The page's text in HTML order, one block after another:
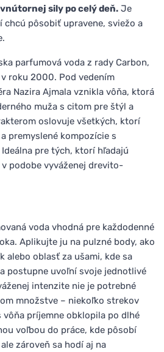
sily po celý deň. Je
chcú pôsobiť upravene, sviežo a
parfumová voda z rady Carbon,
roku 2000. Pod vedením
Nazira Ajmala vznikla vôňa, ktorá
muža s citom pre štýl a
oslovuje všetkých, ktorí
premyslené kompozície s
pre tých, ktorí hľadajú
podobe vyváženej drevito-
voda vhodná pre každodenné
Aplikujte ju na pulzné body, ako
alebo oblasť za ušami, kde sa
postupne uvoľní svoje jednotlivé
intenzite nie je potrebné
množstve – niekoľko strekov
príjemne obklopila po dlhé
voľbou do práce, kde pôsobí
zároveň sa hodí aj na